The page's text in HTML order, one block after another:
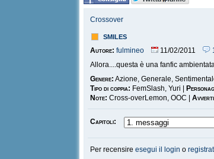
Crossover
smiles
Autore: fulmineo 11/02/2011
Allora....questa è una fanfic
Genere: Azione, Generale,
Tipo di coppia: FemSlash, Yuri |
Note: Cross-overLemon, OOC |
Capitoli:
Per recensireesegui il login o